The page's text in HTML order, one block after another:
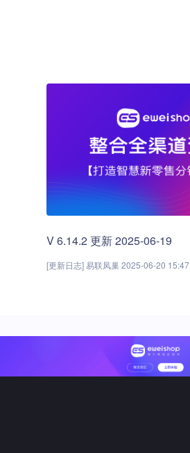
V 6.14.2 更新 2025-06-19
[更新日志] 易联凤巢 2025-06-20 15:47